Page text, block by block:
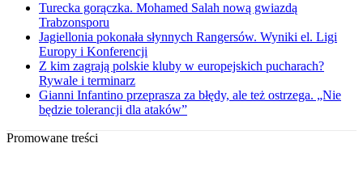
Turecka gorączka. Mohamed Salah nową gwiazdą
Trabzonsporu
Jagiellonia pokonała słynnych Rangersów. Wyniki el. Ligi
Europy i Konferencji
Z kim zagrają polskie kluby w europejskich pucharach?
Rywale i terminarz
Gianni Infantino przeprasza za błędy, ale też ostrzega. „Nie
będzie tolerancji dla ataków”
Promowane treści